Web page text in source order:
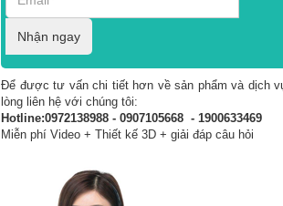
Nhận ngay
Để được tư vấn chi tiết hơn về sản phẩm và dịch
lòng liên hệ với chúng tôi:
Hotline:0972138988 - 0907105668 - 1900633469
Miễn phí Video + Thiết kế 3D + giải đáp câu hỏi